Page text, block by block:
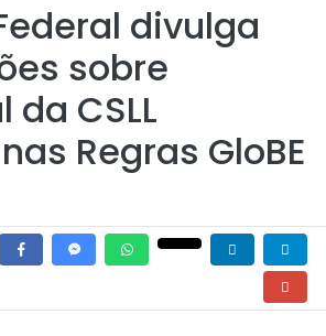
divulga
sobre
CSLL
Regras GloBE